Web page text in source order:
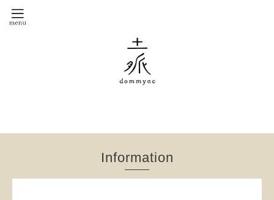
Information